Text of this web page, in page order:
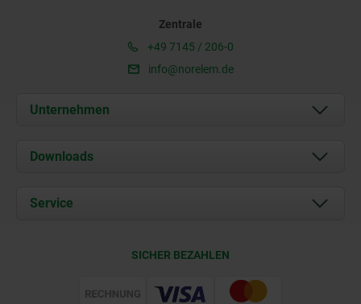
Zentrale
+49 7145 / 206-0
info@norelem.de
Unternehmen
Über uns
Karriere
Downloads
Dokumente
Service
Web Support
SICHER BEZAHLEN